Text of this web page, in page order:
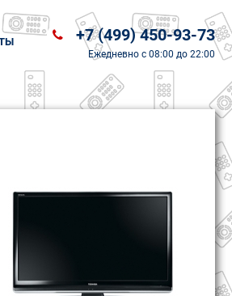
+7 (499) 450-93-73
Ежедневно с 08:00 до 22:00